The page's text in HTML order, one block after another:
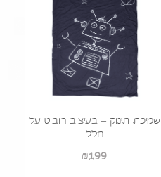
שמיכת תינוק – בעיצוב רובוט על
חלל
₪199